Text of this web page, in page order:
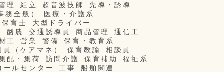
理 組立 超音波技師
先導・誘導
務全般）
医療・介護系
保育士
大型ドライバー
酪農 交通誘導員 商品管理
通信工
工
営業 警備
保育・教育系
（ケアマネ）
保育教諭
相談員
配・集荷
訪問介護 保育補助
福祉系
ールセンター
工事
船舶関連